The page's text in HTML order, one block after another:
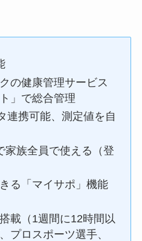
の健康管理サービス
」で総合管理
連携可能、測定値を自
家族全員で使える（登
る「マイサポ」機能
載（1週間に12時間以
プロスポーツ選手、